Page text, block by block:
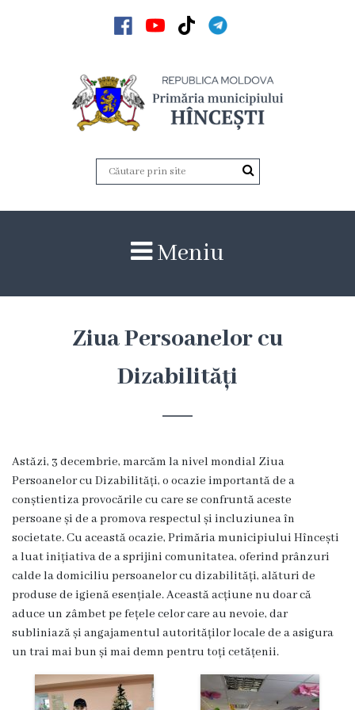
Noutăți
Galerie
foto
Așezarea
geografică
Istoria
orașului
Potențial
turistic
Orașe
Meniu
Ziua Persoanelor cu
Dizabilități
Astăzi, 3 decembrie, marcăm la nivel mondial Ziua
Persoanelor cu Dizabilități, o ocazie importantă de a
conștientiza provocările cu care se confruntă aceste
persoane și de a promova respectul și incluziunea în
societate. Cu această ocazie, Primăria municipiului Hîncești
a luat inițiativa de a sprijini comunitatea, oferind prânzuri
calde la domiciliu persoanelor cu dizabilități, alături de
produse de igienă esențiale. Această acțiune nu doar că
aduce un zâmbet pe fețele celor care au nevoie, dar
subliniază și angajamentul autorităților locale de a asigura
un trai mai bun și mai demn pentru toți cetățenii.